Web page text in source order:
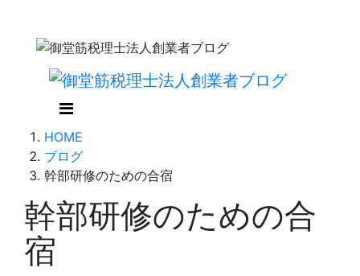
HOME
ブログ
幹部研修のための合宿
幹部研修のための合
宿